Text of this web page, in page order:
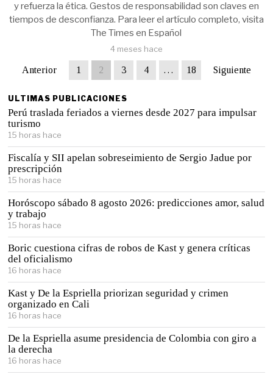
y refuerza la ética. Gestos de responsabilidad son claves en
tiempos de desconfianza. Para leer el artículo completo, visita
The Times en Español
4 meses hace
Anterior 1 2 3 4 … 18 Siguiente
ULTIMAS PUBLICACIONES
Perú traslada feriados a viernes desde 2027 para impulsar
turismo
15 horas hace
Fiscalía y SII apelan sobreseimiento de Sergio Jadue por
prescripción
15 horas hace
Horóscopo sábado 8 agosto 2026: predicciones amor, salud
y trabajo
15 horas hace
Boric cuestiona cifras de robos de Kast y genera críticas
del oficialismo
16 horas hace
Kast y De la Espriella priorizan seguridad y crimen
organizado en Cali
16 horas hace
De la Espriella asume presidencia de Colombia con giro a
la derecha
16 horas hace